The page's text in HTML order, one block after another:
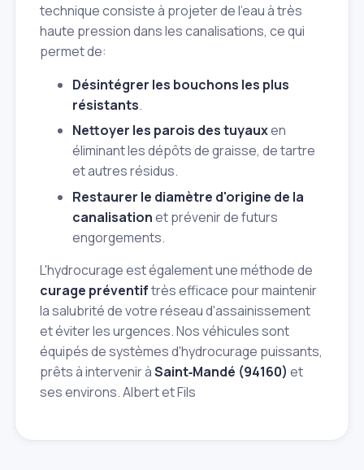
technique consiste à projeter de l'eau à très
haute pression dans les canalisations, ce qui
permet de:
Désintégrer les bouchons les plus
résistants.
Nettoyer les parois des tuyauxen
éliminant les dépôts de graisse, de tartre
et autres résidus.
Restaurer le diamètre d'origine de la
canalisationet prévenir de futurs
engorgements.
L'hydrocurage est également une méthode de
curage préventiftrès efficace pour maintenir
la salubrité de votre réseau d'assainissement
et éviter les urgences. Nos véhicules sont
équipés de systèmes d'hydrocurage puissants,
prêts à intervenir àSaint‑Mandé (94160) et
ses environs. Albert et Fils